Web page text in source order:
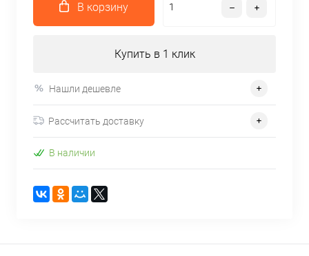
В корзину
Купить в 1 клик
Нашли дешевле
Рассчитать доставку
В наличии